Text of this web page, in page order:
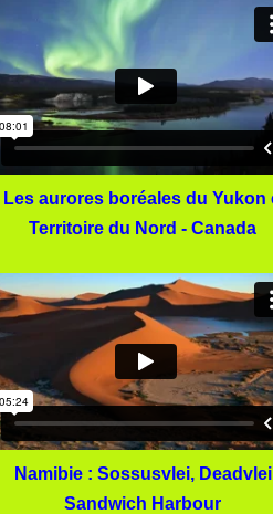
Les aurores boréales du Yukon
Territoire du Nord - Canada
Namibie : Sossusvlei,
Sandwich Harbour